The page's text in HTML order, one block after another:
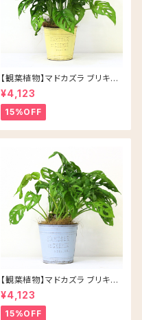
【観葉植物】マドカズラ ブリキ缶
5号 鉢カラー/イエロー
¥4,123
15%OFF
【観葉植物】マドカズラ ブリキ缶
5号 鉢カラー/ブルー
¥4,123
15%OFF